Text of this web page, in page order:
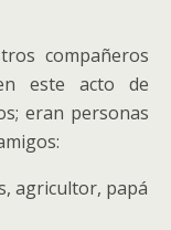
compañeros
este acto de
eran personas
agricultor, papá